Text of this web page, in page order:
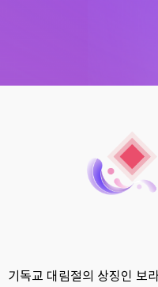
기독교 대림절의 상징인 보